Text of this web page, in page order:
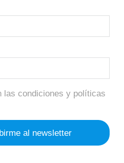
las condiciones y políticas